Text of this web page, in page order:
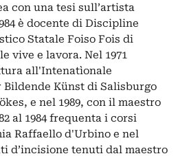
con una tesi sull’artista
è docente di Discipline
Statale Foiso Fois di
vive e lavora. Nel 1971
all'Intenatìonale
Künst di Salisburgo
e nel 1989, con il maestro
al 1984 frequenta i corsi
Raffaello d'Urbino e nel
d’incisione tenuti dal maestro